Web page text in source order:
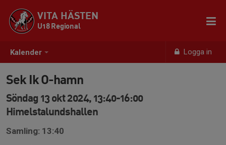
Kalender Logga in
VITA HÄSTEN
U18 Regional
Sek Ik O-hamn
Söndag 13 okt 2024, 13:40-16:00
Himelstalundshallen
Samling: 13:40